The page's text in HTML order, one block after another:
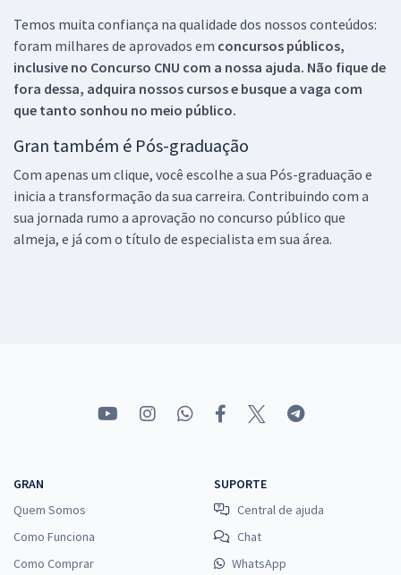
Temos muita confiança na qualidade dos nossos conteúdos:
foram milhares de aprovados em concursos públicos,
inclusive no Concurso CNU com a nossa ajuda. Não fique de
fora dessa, adquira nossos cursos e busque a vaga com
que tanto sonhou no meio público.
Gran também é Pós-graduação
Com apenas um clique, você escolhe a sua Pós-graduação e
inicia a transformação da sua carreira. Contribuindo com a
sua jornada rumo a aprovação no concurso público que
almeja, e já com o título de especialista em sua área.
GRAN
Quem Somos
Como Funciona
Como Comprar
SUPORTE
Central de ajuda
Chat
WhatsApp